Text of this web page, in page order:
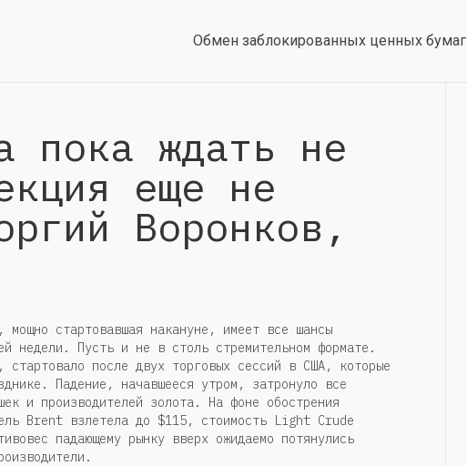
Обмен заблокированных ценных бумаг
пока ждать не
еще не
Воронков,
мощно стартовавшая накануне, имеет все шансы
недели. Пусть и не в столь стремительном формате.
стартовало после двух торговых сессий в США, которые
Падение, начавшееся утром, затронуло все
и производителей золота. На фоне обострения
Brent взлетела до $115, стоимость Light Crude
падающему рынку вверх ожидаемо потянулись